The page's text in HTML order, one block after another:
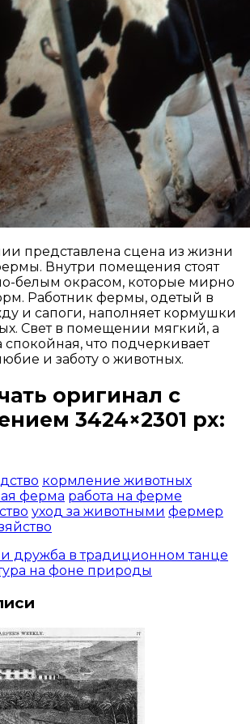
представлена сцена из жизни
Внутри помещения стоят
белым окрасом, которые мирно
Работник фермы, одетый в
и сапоги, наполняет кормушки
Свет в помещении мягкий, а
спокойная, что подчеркивает
и заботу о животных.
оригинал с
3424×2301 px:
кормление животных
ферма работа на ферме
уход за животными фермер
дружба в традиционном танце
на фоне природы